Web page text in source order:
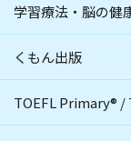
学習療法・脳の健
くもん出版
TOEFL Primary® /